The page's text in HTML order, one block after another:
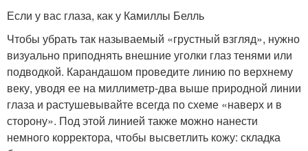
Если у вас глаза, как у Камиллы Белль
Чтобы убрать так называемый «грустный взгляд», нужно
визуально приподнять внешние уголки глаз тенями или
подводкой. Карандашом проведите линию по верхнему
веку, уводя ее на миллиметр-два выше природной линии
глаза и растушевывайте всегда по схеме «наверх и в
сторону». Под этой линией также можно нанести
немного корректора, чтобы высветлить кожу: складка